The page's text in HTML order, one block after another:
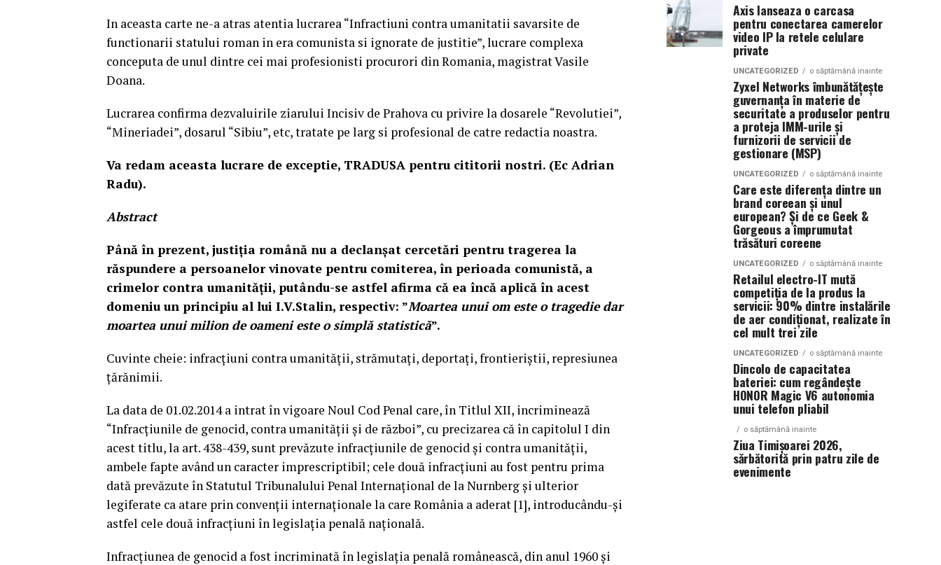
In aceasta carte ne-a atras atentia lucrarea “Infractiuni contra umanitatii savarsite de
functionarii statului roman in era comunista si ignorate de justitie”, lucrare complexa
conceputa de unul dintre cei mai profesionisti procurori din Romania, magistrat Vasile
Doana.
Lucrarea confirma dezvaluirile ziarului Incisiv de Prahova cu privire la dosarele “Revolutiei”,
“Mineriadei”, dosarul “Sibiu”, etc, tratate pe larg si profesional de catre redactia noastra.
Va redam aceasta lucrare de exceptie, TRADUSA pentru cititorii nostri. (Ec Adrian
Radu).
Abstract
Până în prezent, justiția română nu a declanșat cercetări pentru tragerea la
răspundere a persoanelor vinovate pentru comiterea, în perioada comunistă, a
crimelor contra umanității, putându-se astfel afirma că ea încă aplică în acest
domeniu un principiu al lui I.V.Stalin, respectiv: ”Moartea unui om este o tragedie dar
moartea unui milion de oameni este o simplă statistică”.
Cuvinte cheie: infracțiuni contra umanității, strămutați, deportați, frontieriștii, represiunea
țărănimii.
La data de 01.02.2014 a intrat în vigoare Noul Cod Penal care, în Titlul XII, incriminează
“Infracțiunile de genocid, contra umanității și de război”, cu precizarea că în capitolul I din
acest titlu, la art. 438-439, sunt prevăzute infracțiunile de genocid și contra umanității,
ambele fapte având un caracter imprescriptibil; cele două infracțiuni au fost pentru prima
dată prevăzute în Statutul Tribunalului Penal Internațional de la Nurnberg și ulterior
legiferate ca atare prin convenții internaționale la care România a aderat [1], introducându-și
astfel cele două infracțiuni în legislația penală națională.
Infracțiunea de genocid a fost incriminată în legislația penală românească, din anul 1960 și
Axis lanseaza o carcasa
pentru conectarea camerelor
video IP la retele celulare
private
UNCATEGORIZED o săptămână inainte
Zyxel Networks îmbunătățește
guvernanța în materie de
securitate a produselor pentru
a proteja IMM-urile și
furnizorii de servicii de
gestionare (MSP)
UNCATEGORIZED o săptămână inainte
Care este diferența dintre un
brand coreean și unul
european? Și de ce Geek &
Gorgeous a împrumutat
trăsături coreene
UNCATEGORIZED o săptămână inainte
Retailul electro-IT mută
competiția de la produs la
servicii: 90% dintre instalările
de aer condiționat, realizate în
cel mult trei zile
UNCATEGORIZED o săptămână inainte
Dincolo de capacitatea
bateriei: cum regândește
HONOR Magic V6 autonomia
unui telefon pliabil
o săptămână inainte
Ziua Timișoarei 2026,
sărbătorită prin patru zile de
evenimente